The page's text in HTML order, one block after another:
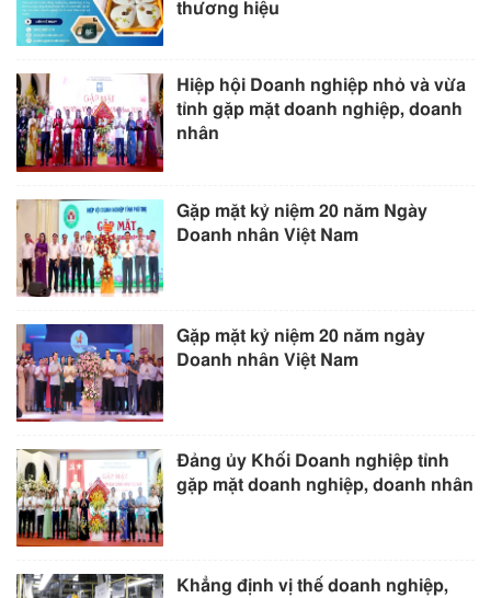
thương hiệu
Hiệp hội Doanh nghiệp nhỏ và vừa
tỉnh gặp mặt doanh nghiệp, doanh
nhân
Gặp mặt kỷ niệm 20 năm Ngày
Doanh nhân Việt Nam
Gặp mặt kỷ niệm 20 năm ngày
Doanh nhân Việt Nam
Đảng ủy Khối Doanh nghiệp tỉnh
gặp mặt doanh nghiệp, doanh nhân
Khẳng định vị thế doanh nghiệp,